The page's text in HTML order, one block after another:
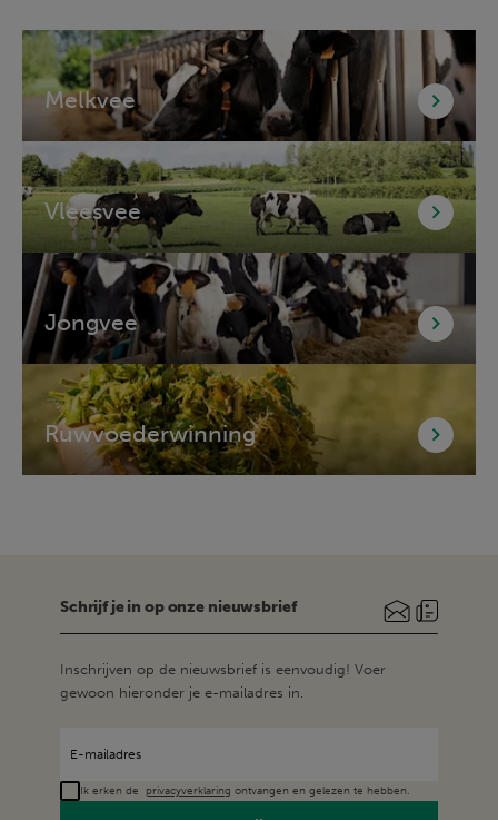
Melkvee
Vleesvee
Jongvee
Ruwvoederwinning
Schrijf je in op onze nieuwsbrief
Inschrijven op de nieuwsbrief is eenvoudig! Voer
gewoon hieronder je e-mailadres in.
Ik erken de privacyverklaring ontvangen en gelezen te hebben.